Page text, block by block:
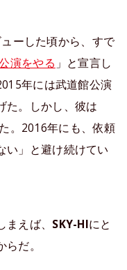
ーした頃から、すで
演をやる 」と宣言し
年には武道館公演
た。しかし、彼は
。2016年にも、依頼
い」と避け続けてい
えば、 SKY-HIにと
だ。